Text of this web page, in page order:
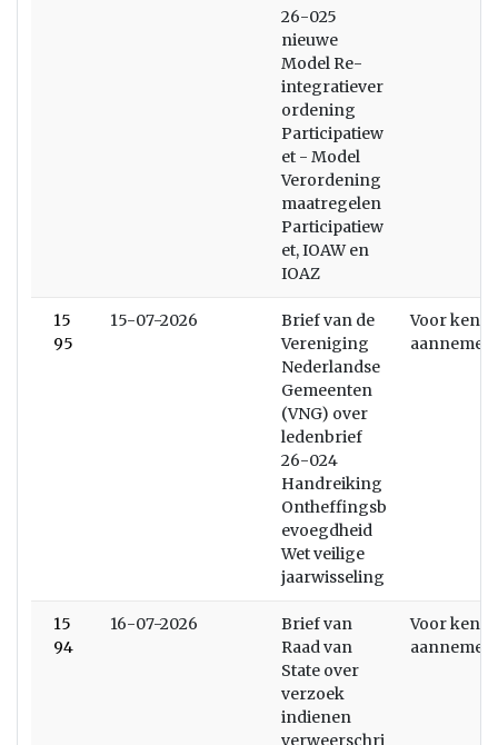
26-025
nieuwe
Model Re-
integratiever
ordening
Participatiew
et - Model
Verordening
maatregelen
Participatiew
et, IOAW en
IOAZ
15
95
15-07-2026
Brief van de
Vereniging
Nederlandse
Gemeenten
(VNG) over
ledenbrief
26-024
Handreiking
Ontheffingsb
evoegdheid
Wet veilige
jaarwisseling
Voor
aannemen
15
94
16-07-2026
Brief van
Raad van
State over
verzoek
indienen
verweerschri
Voor
aannemen